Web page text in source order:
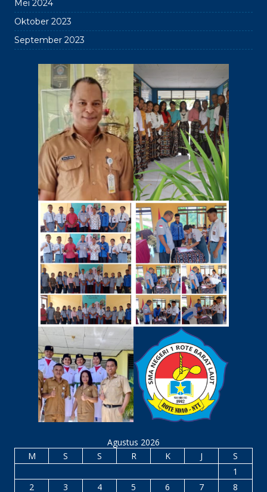
Mei 2024
Oktober 2023
September 2023
Agustus 2026
M
S S R K J
S
1
2
3 4 5 6 7 8